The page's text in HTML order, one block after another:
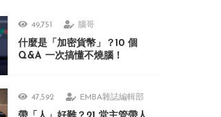
49,751 腦哥
什麼是「加密貨幣」？10 個
Q&A 一次搞懂不燒腦！
47,592 EMBA雜誌編輯部